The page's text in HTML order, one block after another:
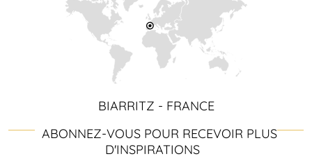
BIARRITZ - FRANCE
ABONNEZ-VOUS POUR RECEVOIR PLUS
D'INSPIRATIONS